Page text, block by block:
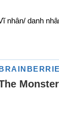
nhân/ danh